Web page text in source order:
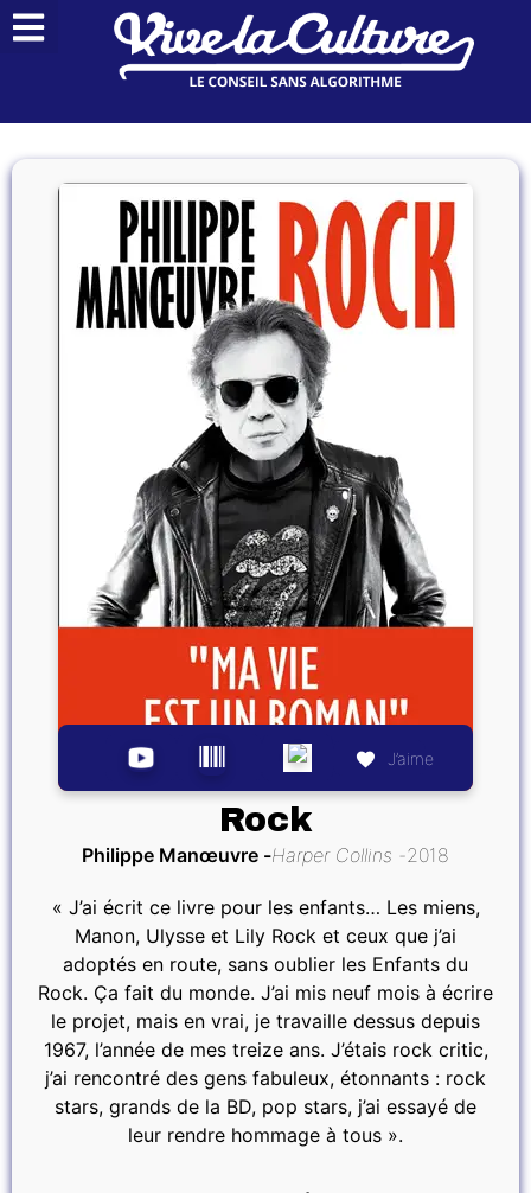
J’aime
Rock
Philippe Manœuvre Harper Collins 2018
« J’ai écrit ce livre pour les enfants… Les miens,
Manon, Ulysse et Lily Rock et ceux que j’ai
adoptés en route, sans oublier les Enfants du
Rock. Ça fait du monde. J’ai mis neuf mois à écrire
le projet, mais en vrai, je travaille dessus depuis
1967, l’année de mes treize ans. J’étais rock critic,
j’ai rencontré des gens fabuleux, étonnants : rock
stars, grands de la BD, pop stars, j’ai essayé de
leur rendre hommage à tous ».